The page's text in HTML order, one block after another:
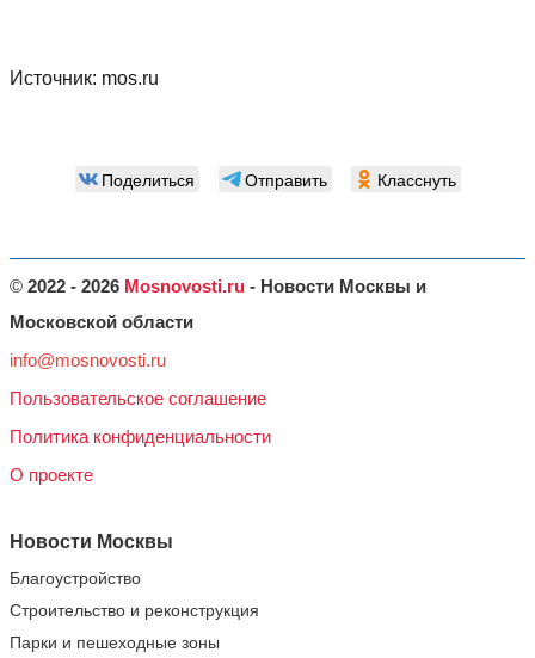
Источник: mos.ru
Поделиться Отправить Класснуть
© 2022 - 2026 Mosnovosti.ru - Новости Москвы и
Московской области
info@mosnovosti.ru
Пользовательское соглашение
Политика конфиденциальности
О проекте
Новости Москвы
Благоустройство
Строительство и реконструкция
Парки и пешеходные зоны